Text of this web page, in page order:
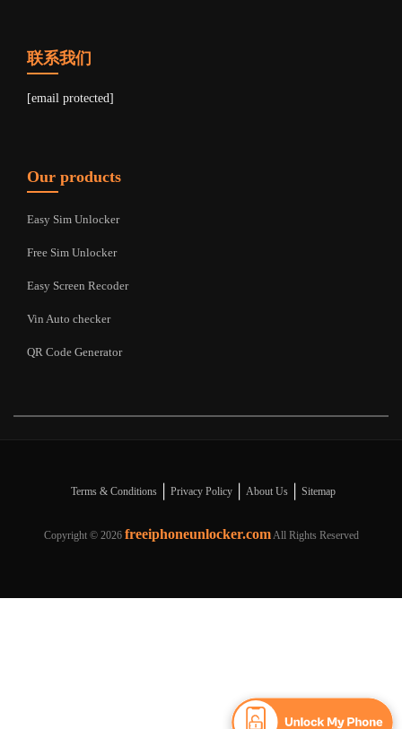
联系我们
[email protected]
Our products
Easy Sim Unlocker
Free Sim Unlocker
Easy Screen Recoder
Vin Auto checker
QR Code Generator
Terms & Conditions Privacy Policy About Us Sitemap
Copyright © 2026 freeiphoneunlocker.comAll Rights Reserved